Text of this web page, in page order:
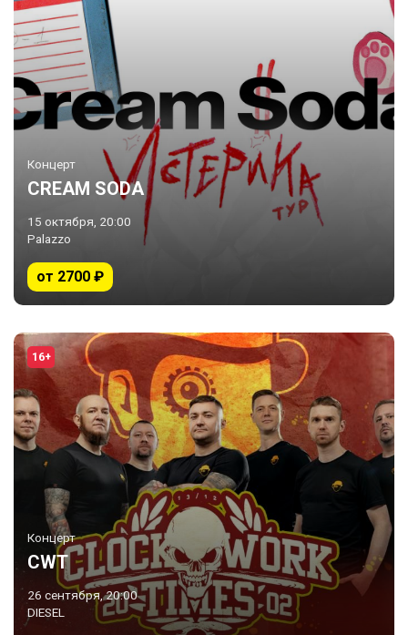
Концерт
CREAM SODA
15 октября, 20:00
Palazzo
от 2700 ₽
16+
Концерт
CWT
26 сентября, 20:00
DIESEL